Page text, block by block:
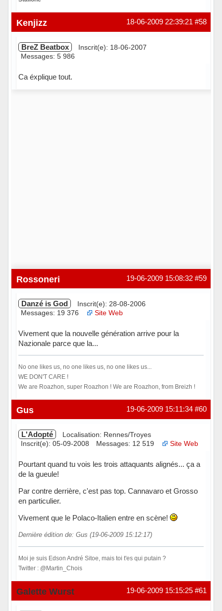
Hors ligne #58
18-06-2009 22:39:21
Kenjizz
BreZ Beatbox
Inscrit(e): 18-06-2007
Messages: 5 986
Ca éxplique tout.
#59
19-06-2009 15:08:32
Rossoneri
Danzé is God
Inscrit(e): 28-08-2006
Messages: 19 376
Site Web
Vivement que la nouvelle génération arrive pour la
Nazionale parce que la...
No one likes us, no one likes us, no one likes us...
WE DON'T CARE !
We are Roazhon, super Roazhon ! We are Roazhon, from Breizh !
Hors ligne #60
19-06-2009 15:11:34
Gus
L'Adopté
Localisation: Rennes/Troyes
Inscrit(e): 05-09-2008
Messages: 12 519 Site Web
Pourtant quand tu vois les trois attaquants alignés... ça a
de la gueule!
Par contre derrière, c'est pas top. Cannavaro et Grosso
en particulier.
Vivement que le Polaco-Italien entre en scène!
Dernière édition de: Gus (19-06-2009 15:12:17)
Moi je suis Edson André Sitoe, mais toi t'es qui putain ?
Twitter : @Martin_Chois
Hors ligne #61
19-06-2009 15:15:25
Galette Wurst